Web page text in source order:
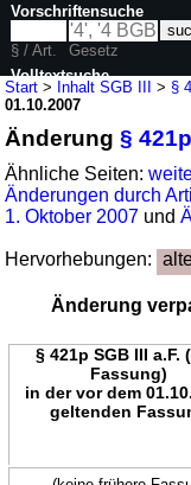
Start > Inhalt SGB III > §
01.10.2007
Änderung§
Ähnliche Seiten:
Änderungen durch
1. Oktober 2007 und
Hervorhebungen:
Änderung
§ 421p SGB III a.F.
Fassung)
in der vor dem
geltenden
Vorschriftensuche
§ / Art.
Gesetz
Volltextsuche